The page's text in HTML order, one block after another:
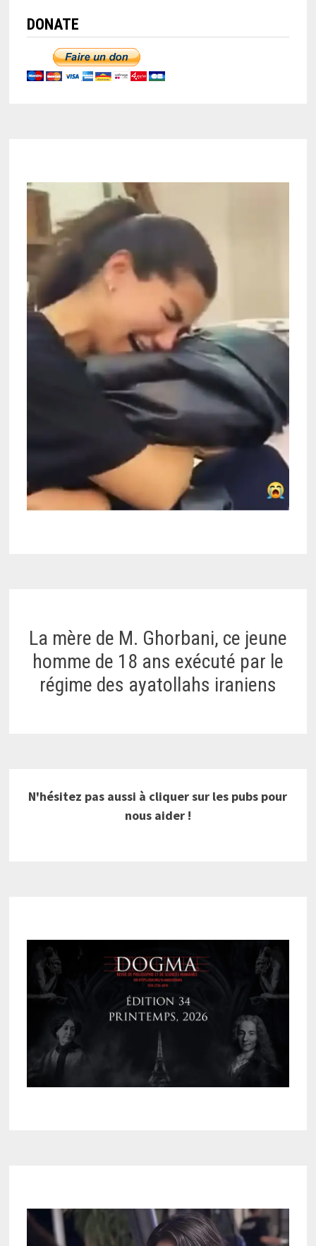
DONATE
La mère de M. Ghorbani, ce jeune
homme de 18 ans exécuté par le
régime des ayatollahs iraniens
N'hésitez pas aussi à cliquer sur les pubs pour
nous aider !